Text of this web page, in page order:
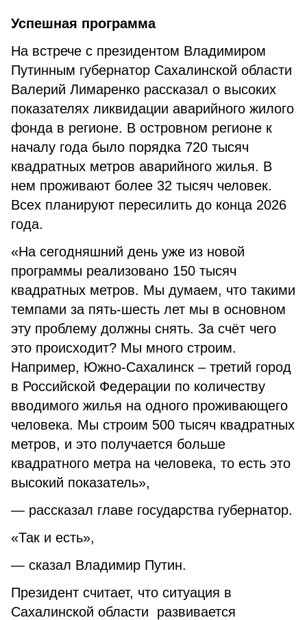
Успешная программа
На встрече с президентом Владимиром
Путинным губернатор Сахалинской области
Валерий Лимаренко рассказал о высоких
показателях ликвидации аварийного жилого
фонда в регионе. В островном регионе к
началу года было порядка 720 тысяч
квадратных метров аварийного жилья. В
нем проживают более 32 тысяч человек.
Всех планируют пересилить до конца 2026
года.
«На сегодняшний день уже из новой
программы реализовано 150 тысяч
квадратных метров. Мы думаем, что такими
темпами за пять-шесть лет мы в основном
эту проблему должны снять. За счёт чего
это происходит? Мы много строим.
Например, Южно-Сахалинск – третий город
в Российской Федерации по количеству
вводимого жилья на одного проживающего
человека. Мы строим 500 тысяч квадратных
метров, и это получается больше
квадратного метра на человека, то есть это
высокий показатель»,
— рассказал главе государства губернатор.
«Так и есть»,
— сказал Владимир Путин.
Президент считает, что ситуация в
Сахалинской области развивается